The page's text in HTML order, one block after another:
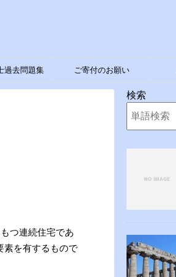
過去問題集 ご寄付のお願い
つ連続住宅であ
素を有するもので
検索